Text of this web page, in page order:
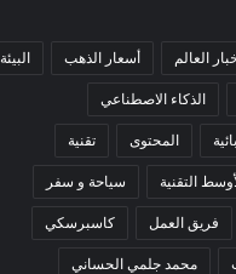
العالم أسعار الذهب البيئة
الذكاء الاصطناعي
المحتوى تقنية
التقنية سياحة و سفر
فريق العمل كاسبرسكي
محمد جلمي الحساني